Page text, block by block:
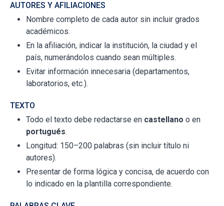
AUTORES Y AFILIACIONES
Nombre completo de cada autor sin incluir grados
académicos.
En la afiliación, indicar la institución, la ciudad y el
país, numerándolos cuando sean múltiples.
Evitar información innecesaria (departamentos,
laboratorios, etc.).
TEXTO
Todo el texto debe redactarse en castellano o en
portugués.
Longitud: 150–200 palabras (sin incluir título ni
autores).
Presentar de forma lógica y concisa, de acuerdo con
lo indicado en la plantilla correspondiente.